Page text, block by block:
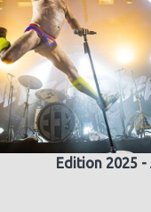
Edition 2025 -